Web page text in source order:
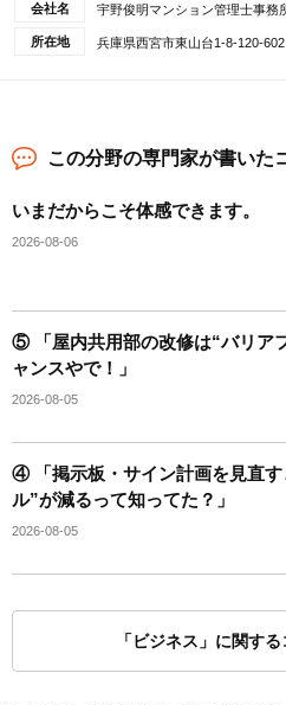
会社名 宇野俊明マンション管理士事務
所在地 兵庫県西宮市東山台1-8-120-602
この分野の専門家が書いた
いまだからこそ体感できます。
2026-08-06
⑤ 「屋内共用部の改修は“バリア
ャンスやで！」
2026-08-05
④ 「掲示板・サイン計画を見直す
ル”が減るって知ってた？」
2026-08-05
「ビジネス」に関す